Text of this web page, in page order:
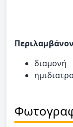
διαμονή